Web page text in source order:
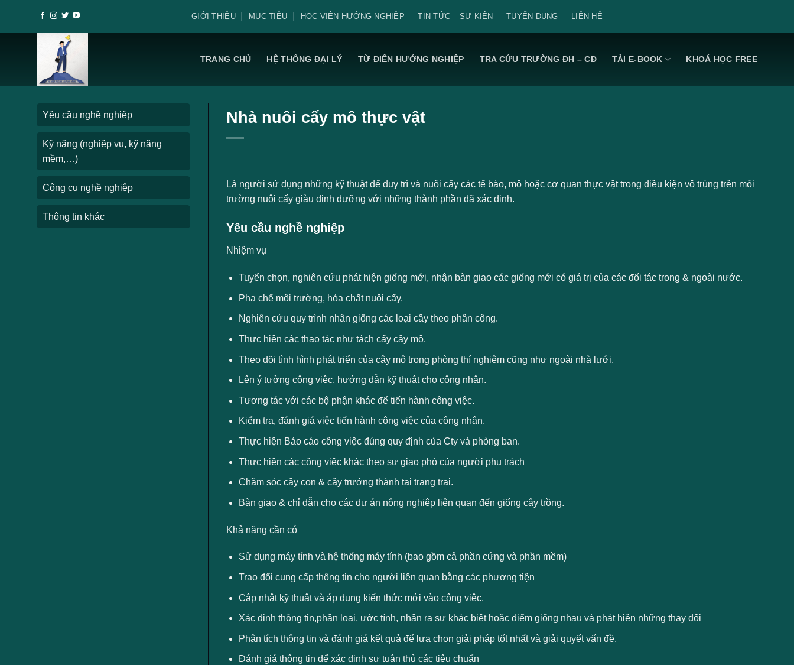
GIỚI THIỆU MỤC TIÊU HỌC VIỆN HƯỚNG NGHIỆP TIN TỨC – SỰ KIỆN TUYỂN DỤNG LIÊN HỆ
TRANG CHỦ HỆ THỐNG ĐẠI LÝ TỪ ĐIỂN HƯỚNG NGHIỆP TRA CỨU TRƯỜNG ĐH – CĐ TẢI E-BOOK KHOÁ HỌC FREE
Yêu cầu nghề nghiệp
Kỹ năng (nghiệp vụ, kỹ năng
mềm,…)
Công cụ nghề nghiệp
Thông tin khác
Nhà nuôi cấy mô thực vật
Là người sử dụng những kỹ thuật để duy trì và nuôi cấy các tế bào, mô hoặc cơ quan thực vật trong điều kiện vô trùng trên môi
trường nuôi cấy giàu dinh dưỡng với những thành phần đã xác định.
Yêu cầu nghề nghiệp
Nhiệm vụ
Tuyển chọn, nghiên cứu phát hiện giống mới, nhận bàn giao các giống mới có giá trị của các đối tác trong & ngoài nước.
Pha chế môi trường, hóa chất nuôi cấy.
Nghiên cứu quy trình nhân giống các loại cây theo phân công.
Thực hiện các thao tác như tách cấy cây mô.
Theo dõi tình hình phát triển của cây mô trong phòng thí nghiệm cũng như ngoài nhà lưới.
Lên ý tưởng công việc, hướng dẫn kỹ thuật cho công nhân.
Tương tác với các bộ phận khác để tiến hành công việc.
Kiểm tra, đánh giá việc tiến hành công việc của công nhân.
Thực hiện Báo cáo công việc đúng quy định của Cty và phòng ban.
Thực hiện các công việc khác theo sự giao phó của người phụ trách
Chăm sóc cây con & cây trưởng thành tại trang trại.
Bàn giao & chỉ dẫn cho các dự án nông nghiệp liên quan đến giống cây trồng.
Khả năng cần có
Sử dụng máy tính và hệ thống máy tính (bao gồm cả phần cứng và phần mềm)
Trao đổi cung cấp thông tin cho người liên quan bằng các phương tiện
Cập nhật kỹ thuật và áp dụng kiến ​​thức mới vào công việc.
Xác định thông tin,phân loại, ước tính, nhận ra sự khác biệt hoặc điểm giống nhau và phát hiện những thay đổi
Phân tích thông tin và đánh giá kết quả để lựa chọn giải pháp tốt nhất và giải quyết vấn đề.
Đánh giá thông tin để xác định sự tuân thủ các tiêu chuẩn